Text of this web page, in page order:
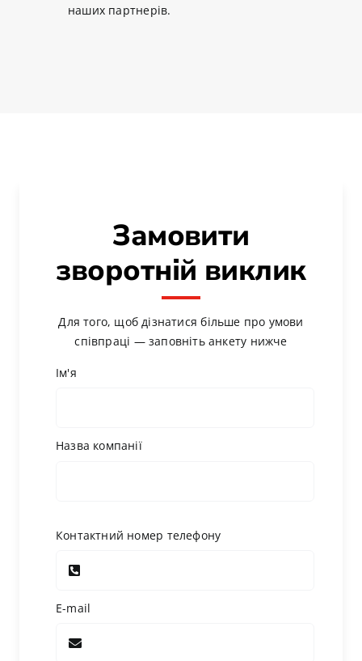
наших партнерів.
Замовити
зворотній виклик
Для того, щоб дізнатися більше про умови
співпраці — заповніть анкету нижче
Ім'я
Назва компанії
Контактний номер телефону
E-mail